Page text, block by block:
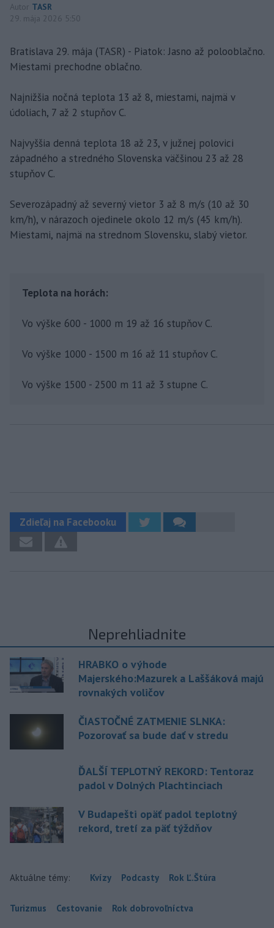
Autor TASR
29. mája 2026 5:50
Bratislava 29. mája (TASR) - Piatok: Jasno až polooblačno.
Miestami prechodne oblačno.
Najnižšia nočná teplota 13 až 8, miestami, najmä v
údoliach, 7 až 2 stupňov C.
Najvyššia denná teplota 18 až 23, v južnej polovici
západného a stredného Slovenska väčšinou 23 až 28
stupňov C.
Severozápadný až severný vietor 3 až 8 m/s (10 až 30
km/h), v nárazoch ojedinele okolo 12 m/s (45 km/h).
Miestami, najmä na strednom Slovensku, slabý vietor.
Teplota na horách:
Vo výške 600 - 1000 m 19 až 16 stupňov C.
Vo výške 1000 - 1500 m 16 až 11 stupňov C.
Vo výške 1500 - 2500 m 11 až 3 stupne C.
Zdieľaj na Facebooku
Neprehliadnite
HRABKO o výhode
Majerského:Mazurek a Laššáková majú
rovnakých voličov
ČIASTOČNÉ ZATMENIE SLNKA:
Pozorovať sa bude dať v stredu
ĎALŠÍ TEPLOTNÝ REKORD: Tentoraz
padol v Dolných Plachtinciach
V Budapešti opäť padol teplotný
rekord, tretí za päť týždňov
Aktuálne témy: Kvízy Podcasty Rok Ľ.Štúra
Turizmus Cestovanie Rok dobrovoľníctva